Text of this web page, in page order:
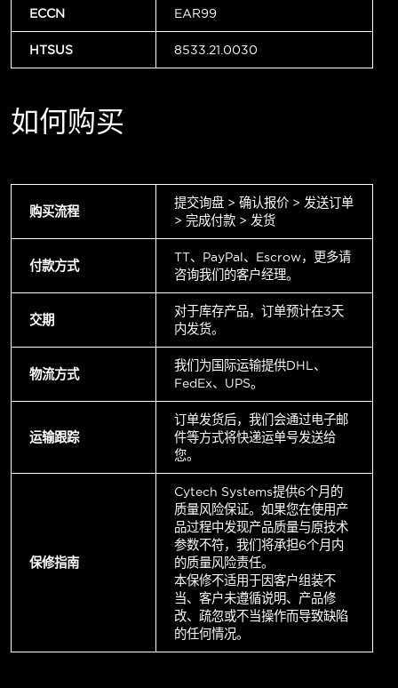
ECCN EAR99
HTSUS 8533.21.0030
如何购买
购买流程
提交询盘 > 确认报价 > 发送订单
> 完成付款 > 发货
付款方式
TT、PayPal、Escrow，更多请
咨询我们的客户经理。
交期
对于库存产品，订单预计在3天
内发货。
物流方式
我们为国际运输提供DHL、
FedEx、UPS。
运输跟踪
订单发货后，我们会通过电子邮
件等方式将快递运单号发送给
您。
保修指南
Cytech Systems提供6个月的
质量风险保证。如果您在使用产
品过程中发现产品质量与原技术
参数不符，我们将承担6个月内
的质量风险责任。
本保修不适用于因客户组装不
当、客户未遵循说明、产品修
改、疏忽或不当操作而导致缺陷
的任何情况。